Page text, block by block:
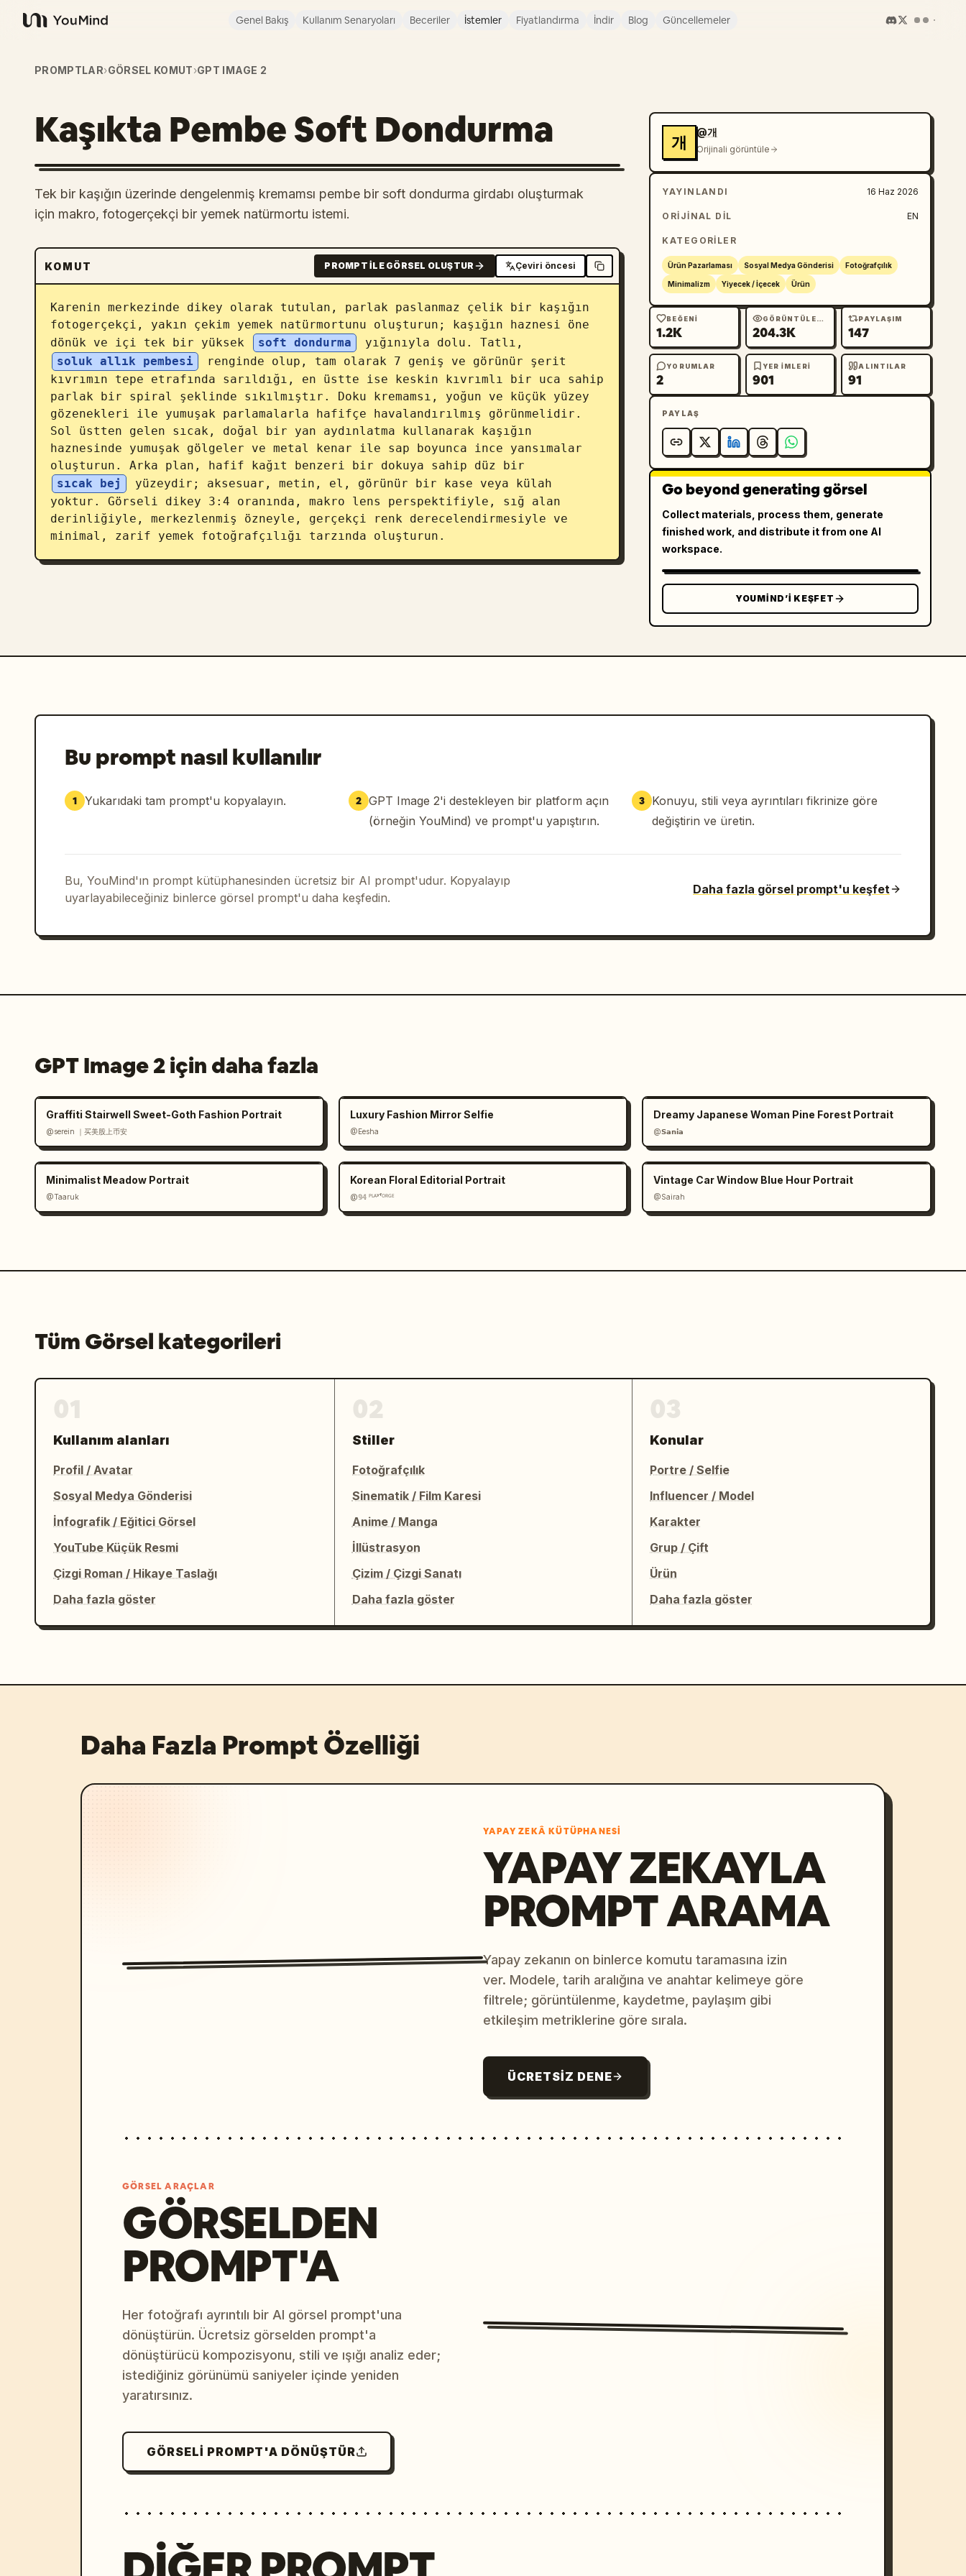
YouMind
Genel Bakış Kullanım Senaryoları Beceriler İstemler Fiyatlandırma İndir Blog Güncellemeler
PROMPTLAR›GÖRSEL KOMUT›GPT IMAGE 2
Kaşıkta Pembe Soft Dondurma
Tek bir kaşığın üzerinde dengelenmiş kremamsı pembe bir soft dondurma girdabı oluşturmak
için makro, fotogerçekçi bir yemek natürmortu istemi.
KOMUT PROMPT ILE GÖRSEL OLUŞTUR Çeviri öncesi
Karenin merkezinde dikey olarak tutulan, parlak paslanmaz çelik bir kaşığın
fotogerçekçi, yakın çekim yemek natürmortunu oluşturun; kaşığın haznesi öne
dönük ve içi tek bir yüksek
soft dondurma
yığınıyla dolu. Tatlı,
soluk allık pembesi
renginde olup, tam olarak 7 geniş ve görünür şerit
kıvrımın tepe etrafında sarıldığı, en üstte ise keskin kıvrımlı bir uca sahip
parlak bir spiral şeklinde sıkılmıştır. Doku kremamsı, yoğun ve küçük yüzey
gözenekleri ile yumuşak parlamalarla hafifçe havalandırılmış görünmelidir.
Sol üstten gelen sıcak, doğal bir yan aydınlatma kullanarak kaşığın
haznesinde yumuşak gölgeler ve metal kenar ile sap boyunca ince yansımalar
oluşturun. Arka plan, hafif kağıt benzeri bir dokuya sahip düz bir
sıcak bej
yüzeydir; aksesuar, metin, el, görünür bir kase veya külah
yoktur. Görseli dikey 3:4 oranında, makro lens perspektifiyle, sığ alan
derinliğiyle, merkezlenmiş özneyle, gerçekçi renk derecelendirmesiyle ve
minimal, zarif yemek fotoğrafçılığı tarzında oluşturun.
개
@개
Orijinali görüntüle
YAYINLANDI 16 Haz 2026
ORIJINAL DIL EN
KATEGORILER
Ürün Pazarlaması Sosyal Medya Gönderisi Fotoğrafçılık
Minimalizm Yiyecek / İçecek Ürün
BEĞENI
1.2K
GÖRÜNTÜLEME
204.3K
PAYLAŞIM
147
YORUMLAR
2
YER IMLERI
901
ALINTILAR
91
PAYLAŞ
Go beyond generating görsel
Collect materials, process them, generate
finished work, and distribute it from one AI
workspace.
YOUMIND’I KEŞFET
Bu prompt nasıl kullanılır
1 Yukarıdaki tam prompt'u kopyalayın. 2 GPT Image 2'i destekleyen bir platform açın
(örneğin YouMind) ve prompt'u yapıştırın.
3
Konuyu, stili veya ayrıntıları fikrinize göre
değiştirin ve üretin.
Bu, YouMind'ın prompt kütüphanesinden ücretsiz bir AI prompt'udur. Kopyalayıp
uyarlayabileceğiniz binlerce görsel prompt'u daha keşfedin.
Daha fazla görsel prompt'u keşfet
GPT Image 2 için daha fazla
Graffiti Stairwell Sweet-Goth Fashion Portrait
@serein ｜买美股上币安
Luxury Fashion Mirror Selfie
@Eesha
Dreamy Japanese Woman Pine Forest Portrait
@𝗦𝗮𝗻𝗶𝗮
Minimalist Meadow Portrait
@Taaruk
Korean Floral Editorial Portrait
@𝟡𝟜 ᴾᴸᴬʸᶠᴼᴿᴳᴱ
Vintage Car Window Blue Hour Portrait
@Sairah
Tüm Görsel kategorileri
Kullanım alanları
Profil / Avatar
Sosyal Medya Gönderisi
İnfografik / Eğitici Görsel
YouTube Küçük Resmi
Çizgi Roman / Hikaye Taslağı
Daha fazla göster
Stiller
Fotoğrafçılık
Sinematik / Film Karesi
Anime / Manga
İllüstrasyon
Çizim / Çizgi Sanatı
Daha fazla göster
Konular
Portre / Selfie
Influencer / Model
Karakter
Grup / Çift
Ürün
Daha fazla göster
Daha Fazla Prompt Özelliği
YAPAY ZEKÂ KÜTÜPHANESI
YAPAY ZEKAYLA
PROMPT ARAMA
Yapay zekanın on binlerce komutu taramasına izin
ver. Modele, tarih aralığına ve anahtar kelimeye göre
filtrele; görüntülenme, kaydetme, paylaşım gibi
etkileşim metriklerine göre sırala.
ÜCRETSIZ DENE
GÖRSEL ARAÇLAR
GÖRSELDEN
PROMPT'A
Her fotoğrafı ayrıntılı bir AI görsel prompt'una
dönüştürün. Ücretsiz görselden prompt'a
dönüştürücü kompozisyonu, stili ve ışığı analiz eder;
istediğiniz görünümü saniyeler içinde yeniden
yaratırsınız.
GÖRSELI PROMPT'A DÖNÜŞTÜR